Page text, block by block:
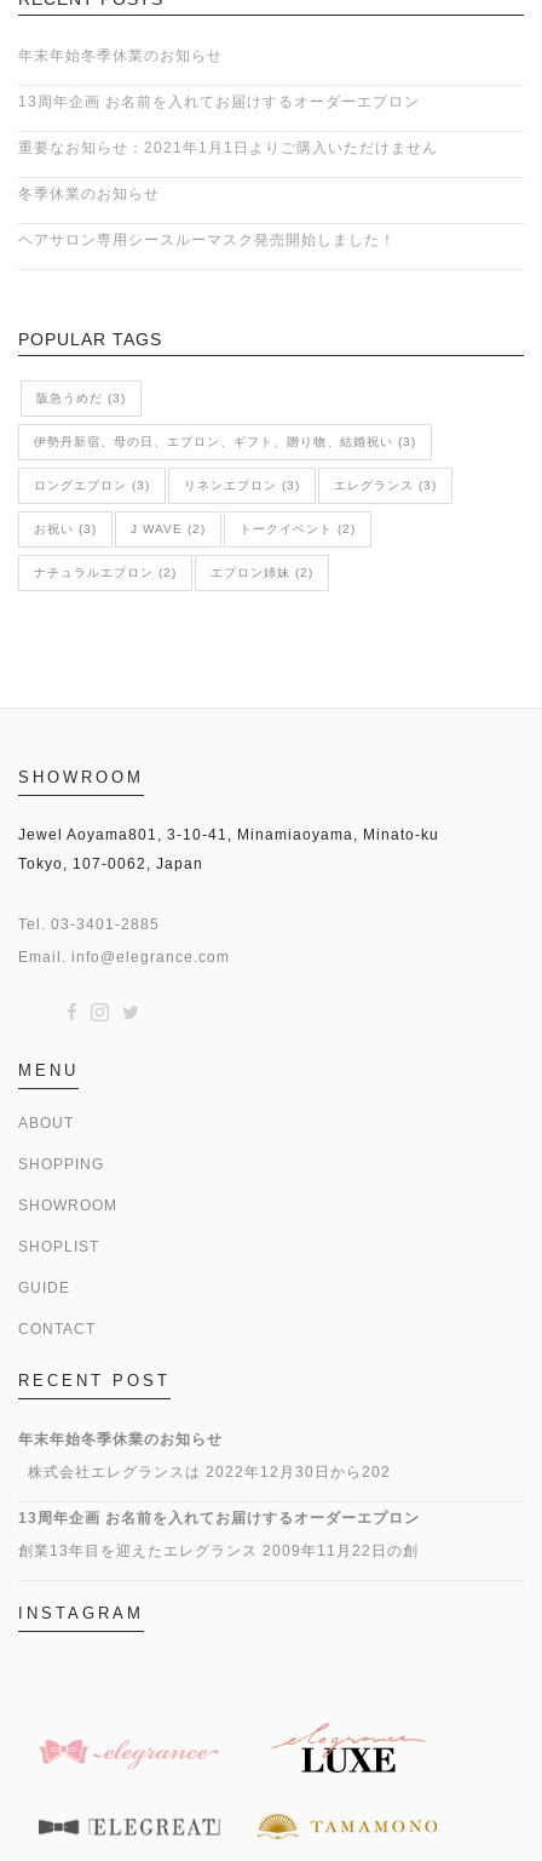
年末年始冬季休業のお知らせ
13周年企画 お名前を入れてお届けするオーダーエプロン
重要なお知らせ：2021年1月1日よりご購入いただけません
冬季休業のお知らせ
ヘアサロン専用シースルーマスク発売開始しました！
POPULAR TAGS
阪急うめだ (3)
伊勢丹新宿、母の日、エプロン、ギフト、贈り物、結婚祝い (3)
ロングエプロン (3) リネンエプロン (3) エレグランス (3)
お祝い (3) J WAVE (2) トークイベント (2)
ナチュラルエプロン (2) エプロン姉妹 (2)
SHOWROOM
Jewel Aoyama801, 3-10-41, Minamiaoyama, Minato-ku
Tokyo, 107-0062, Japan
Tel. 03-3401-2885
Email. info@elegrance.com
MENU
ABOUT
SHOPPING
SHOWROOM
SHOPLIST
GUIDE
CONTACT
RECENT POST
年末年始冬季休業のお知らせ
株式会社エレグランスは 2022年12月30日から202
13周年企画 お名前を入れてお届けするオーダーエプロン
創業13年目を迎えたエレグランス 2009年11月22日の創
INSTAGRAM